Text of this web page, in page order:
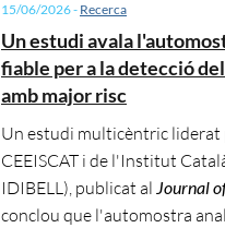
15/06/2026- Recerca
Un estudi avala
fiable per a la detecció
amb major risc
Un estudi multicèntric liderat
CEEISCAT i de l'Institut
IDIBELL), publicat al Journal
conclou que l'automostra